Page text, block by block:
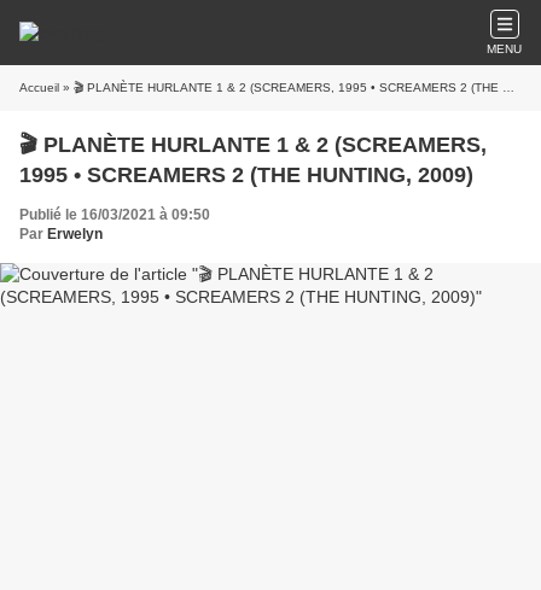
MENU
Accueil » 🎬 PLANÈTE HURLANTE 1 & 2 (SCREAMERS, 1995 • SCREAMERS 2 (THE HUNTING, 2009)
🎬 PLANÈTE HURLANTE 1 & 2 (SCREAMERS,
1995 • SCREAMERS 2 (THE HUNTING, 2009)
Publié le 16/03/2021 à 09:50
Par Erwelyn